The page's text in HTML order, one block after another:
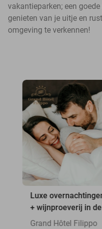
vakantieparken; een
genieten van je uitje en
omgeving te verkennen!
Luxe
+ wijnproeverij in
Grand Hôtel Filippo